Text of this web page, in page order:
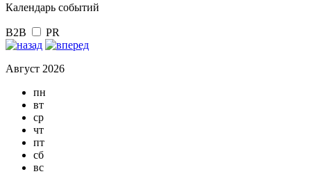
Календарь событий
B2B PR
Август 2026
пн
вт
ср
чт
пт
сб
вс